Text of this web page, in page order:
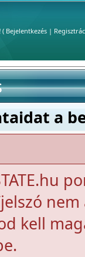
( Bejelentkezés|
a
kell